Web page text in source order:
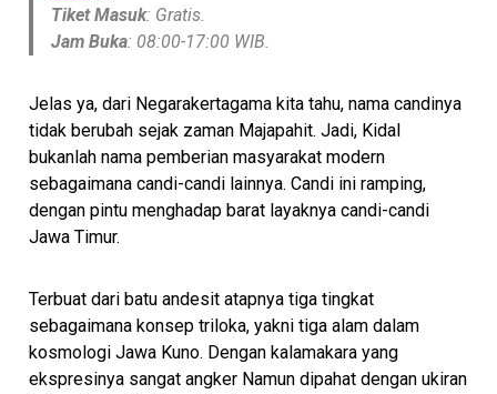
Tiket Masuk: Gratis.
Jam Buka: 08:00-17:00 WIB.
Jelas ya, dari Negarakertagama kita tahu, nama candinya
tidak berubah sejak zaman Majapahit. Jadi, Kidal
bukanlah nama pemberian masyarakat modern
sebagaimana candi-candi lainnya. Candi ini ramping,
dengan pintu menghadap barat layaknya candi-candi
Jawa Timur.
Terbuat dari batu andesit atapnya tiga tingkat
sebagaimana konsep triloka, yakni tiga alam dalam
kosmologi Jawa Kuno. Dengan kalamakara yang
ekspresinya sangat angker Namun dipahat dengan ukiran